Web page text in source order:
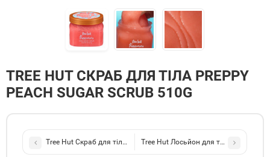
TREE HUT СКРАБ ДЛЯ ТІЛА PREPPY
PEACH SUGAR SCRUB 510G
Tree Hut Скраб для тіла Birthday Cake Sugar Scrub 510g
Tree Hut Лосьйон для тіла Vanilla